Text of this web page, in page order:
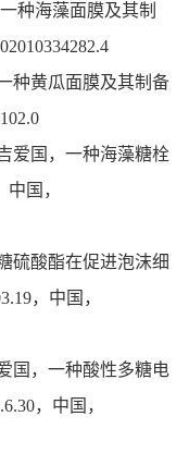
一种海藻面膜及其制
种黄瓜面膜及其制备
爱国， 一种海藻糖栓
中国，
硫酸酯在促进泡沫细
， 中国，
国， 一种酸性多糖电
， 中国，